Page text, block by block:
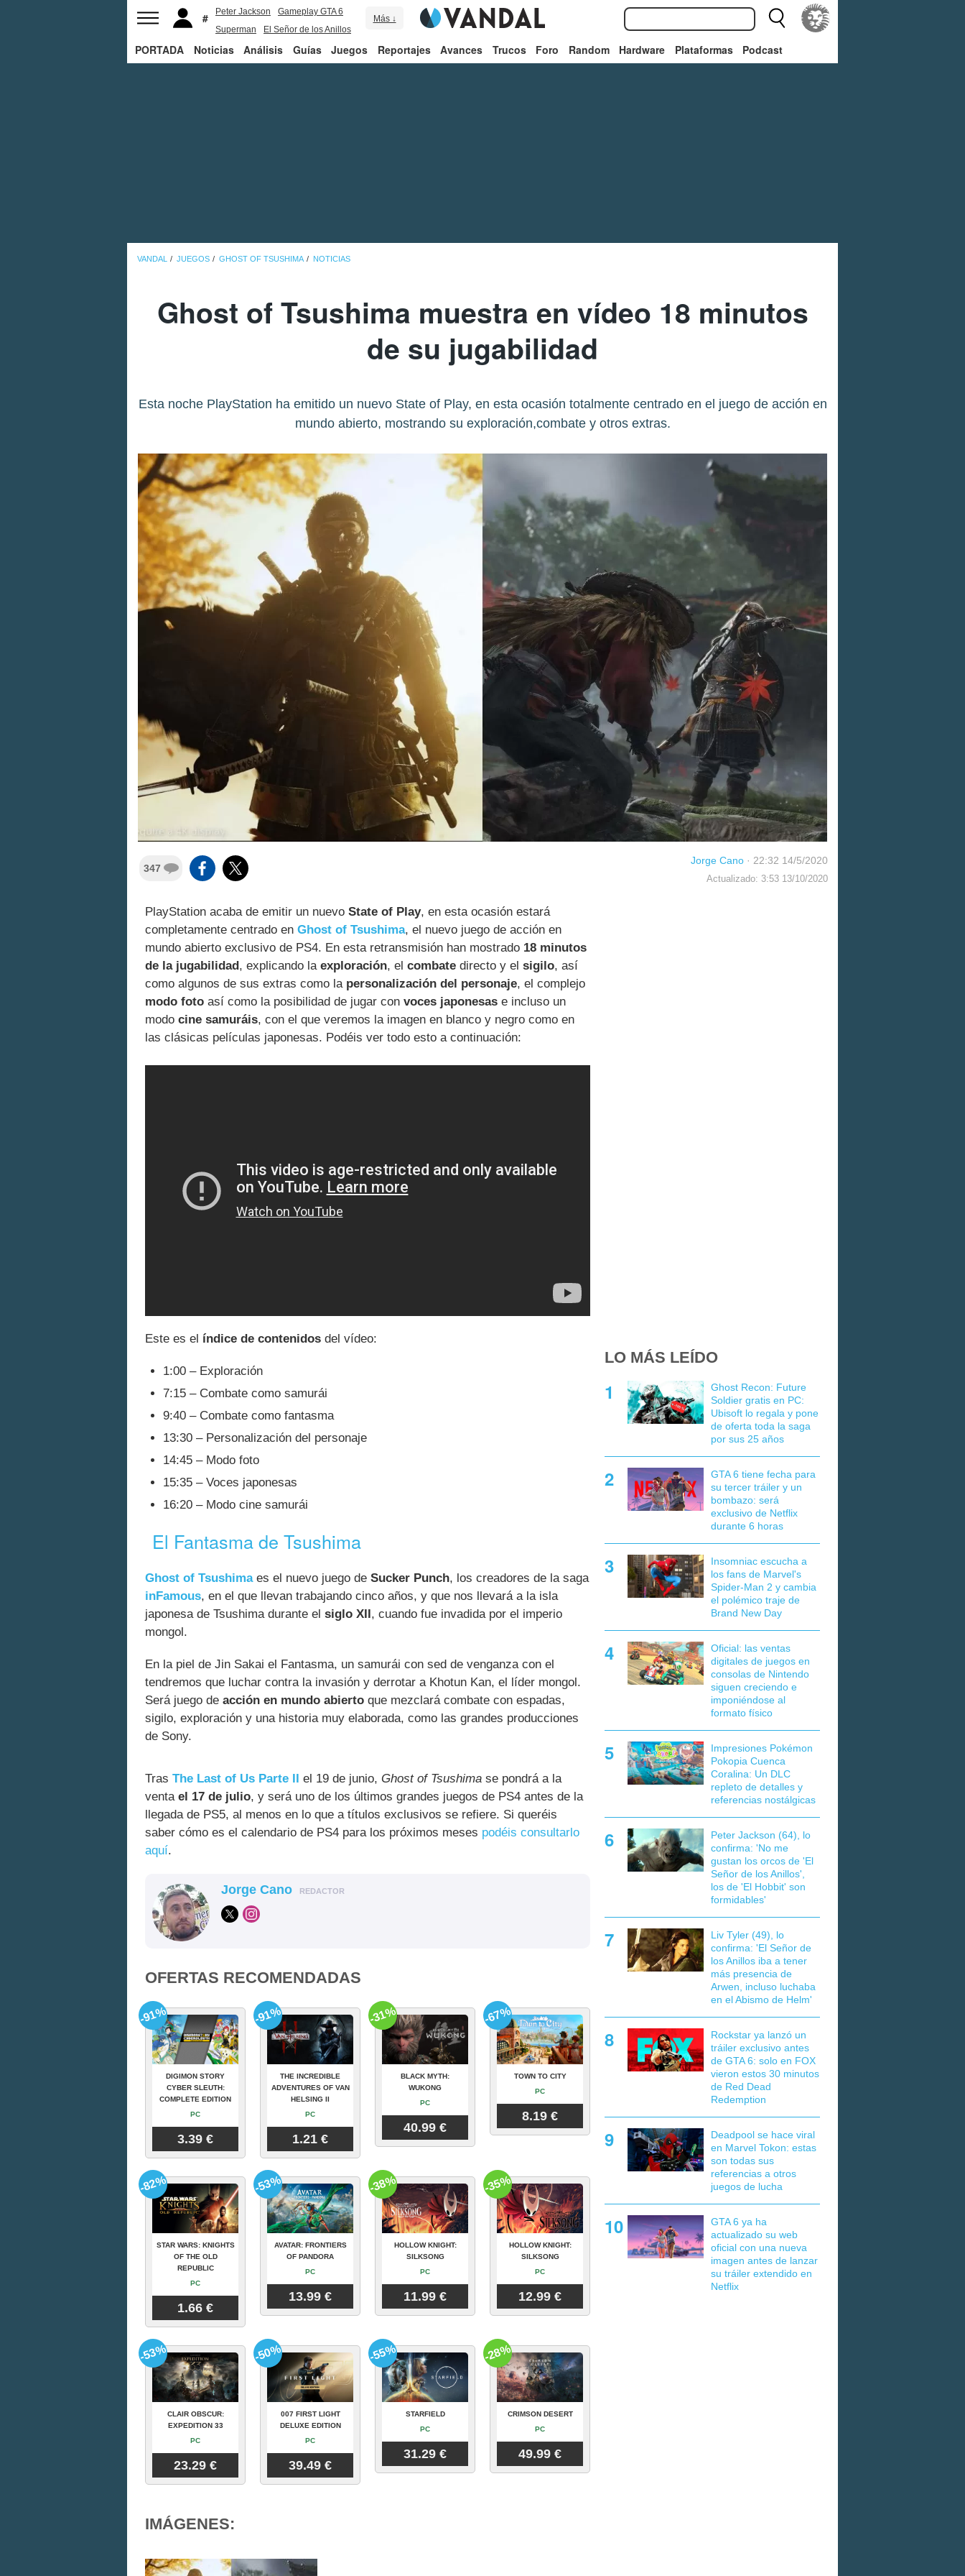
Peter Jackson
Gameplay GTA 6
Superman
El Señor de los Anillos
Más ↓
PORTADA Noticias Análisis Guías Juegos Reportajes Avances Trucos Foro Random Hardware Plataformas Podcast
VANDAL JUEGOS GHOST OF TSUSHIMA NOTICIAS
Ghost of Tsushima muestra en vídeo 18 minutos
de su jugabilidad
Esta noche PlayStation ha emitido un nuevo State of Play, en esta ocasión totalmente centrado en el juego de acción en
mundo abierto, mostrando su exploración,combate y otros extras.
347
Jorge Cano · 22:32 14/5/2020
Actualizado: 3:53 13/10/2020
PlayStation acaba de emitir un nuevo State of Play, en esta ocasión estará
completamente centrado en Ghost of Tsushima, el nuevo juego de acción en
mundo abierto exclusivo de PS4. En esta retransmisión han mostrado 18 minutos
de la jugabilidad , explicando la exploración, el combate directo y el sigilo, así
como algunos de sus extras como la personalización del personaje, el complejo
modo foto así como la posibilidad de jugar con voces japonesas e incluso un
modo cine samuráis, con el que veremos la imagen en blanco y negro como en
las clásicas películas japonesas. Podéis ver todo esto a continuación:
Este es el índice de contenidos del vídeo:
1:00 – Exploración
7:15 – Combate como samurái
9:40 – Combate como fantasma
13:30 – Personalización del personaje
14:45 – Modo foto
15:35 – Voces japonesas
16:20 – Modo cine samurái
El Fantasma de Tsushima
Ghost of Tsushimaes el nuevo juego de Sucker Punch, los creadores de la saga
inFamous, en el que llevan trabajando cinco años, y que nos llevará a la isla
japonesa de Tsushima durante el siglo XII, cuando fue invadida por el imperio
mongol.
En la piel de Jin Sakai el Fantasma, un samurái con sed de venganza con el
tendremos que luchar contra la invasión y derrotar a Khotun Kan, el líder mongol.
Será juego de acción en mundo abierto que mezclará combate con espadas,
sigilo, exploración y una historia muy elaborada, como las grandes producciones
de Sony.
Tras The Last of Us Parte II el 19 de junio, Ghost of Tsushima se pondrá a la
venta el 17 de julio, y será uno de los últimos grandes juegos de PS4 antes de la
llegada de PS5, al menos en lo que a títulos exclusivos se refiere. Si queréis
saber cómo es el calendario de PS4 para los próximos meses podéis consultarlo
aquí.
Jorge Cano REDACTOR
OFERTAS RECOMENDADAS
DIGIMON STORY
CYBER SLEUTH:
COMPLETE EDITION
PC
3.39 €
-91%
THE INCREDIBLE
ADVENTURES OF VAN
HELSING II
PC
1.21 €
-91%
BLACK MYTH:
WUKONG
PC
40.99 €
-31%
TOWN TO CITY
PC
8.19 €
-67%
STAR WARS: KNIGHTS
OF THE OLD
REPUBLIC
PC
1.66 €
-82%
AVATAR: FRONTIERS
OF PANDORA
PC
13.99 €
-53%
HOLLOW KNIGHT:
SILKSONG
PC
11.99 €
-38%
HOLLOW KNIGHT:
SILKSONG
PC
12.99 €
-35%
CLAIR OBSCUR:
EXPEDITION 33
PC
23.29 €
-53%
007 FIRST LIGHT
DELUXE EDITION
PC
39.49 €
-50%
STARFIELD
PC
31.29 €
-55%
CRIMSON DESERT
PC
49.99 €
-28%
IMÁGENES:
LO MÁS LEÍDO
Ghost Recon: Future
Soldier gratis en PC:
Ubisoft lo regala y pone
de oferta toda la saga
por sus 25 años
GTA 6 tiene fecha para
su tercer tráiler y un
bombazo: será
exclusivo de Netflix
durante 6 horas
Insomniac escucha a
los fans de Marvel's
Spider-Man 2 y cambia
el polémico traje de
Brand New Day
Oficial: las ventas
digitales de juegos en
consolas de Nintendo
siguen creciendo e
imponiéndose al
formato físico
Impresiones Pokémon
Pokopia Cuenca
Coralina: Un DLC
repleto de detalles y
referencias nostálgicas
Peter Jackson (64), lo
confirma: 'No me
gustan los orcos de 'El
Señor de los Anillos',
los de 'El Hobbit' son
formidables'
Liv Tyler (49), lo
confirma: 'El Señor de
los Anillos iba a tener
más presencia de
Arwen, incluso luchaba
en el Abismo de Helm'
Rockstar ya lanzó un
tráiler exclusivo antes
de GTA 6: solo en FOX
vieron estos 30 minutos
de Red Dead
Redemption
Deadpool se hace viral
en Marvel Tokon: estas
son todas sus
referencias a otros
juegos de lucha
GTA 6 ya ha
actualizado su web
oficial con una nueva
imagen antes de lanzar
su tráiler extendido en
Netflix